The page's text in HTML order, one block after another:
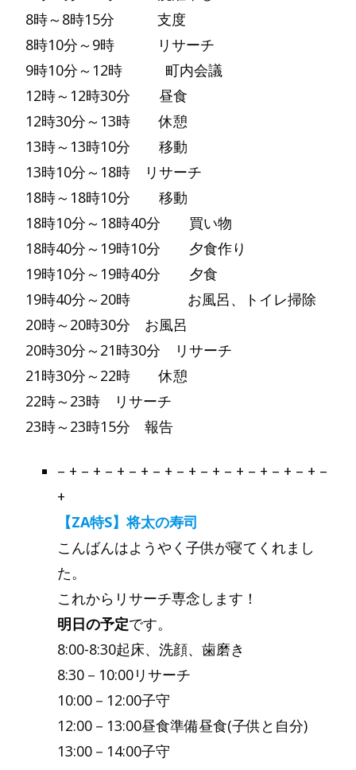
8時～8時15分 支度
8時10分～9時 リサーチ
9時10分～12時 町内会議
12時～12時30分 昼食
12時30分～13時 休憩
13時～13時10分 移動
13時10分～18時 リサーチ
18時～18時10分 移動
18時10分～18時40分 買い物
18時40分～19時10分 夕食作り
19時10分～19時40分 夕食
19時40分～20時 お風呂、トイレ掃除
20時～20時30分 お風呂
20時30分～21時30分 リサーチ
21時30分～22時 休憩
22時～23時 リサーチ
23時～23時15分 報告
– + – + – + – + – + – + – + – + – + – + – + –
+
【ZA特S】将太の寿司
こんばんはようやく子供が寝てくれまし
た。
これからリサーチ専念します！
明日の予定です。
8:00-8:30起床、洗顔、歯磨き
8:30－10:00リサーチ
10:00－12:00子守
12:00－13:00昼食準備昼食(子供と自分)
13:00－14:00子守